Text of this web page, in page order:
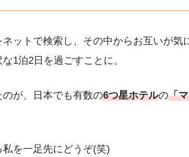
ットで検索し、その中からお互いが気
1泊2日を過ごすことに。
が、日本でも有数の6つ星ホテルの「
を一足先にどうぞ(笑)